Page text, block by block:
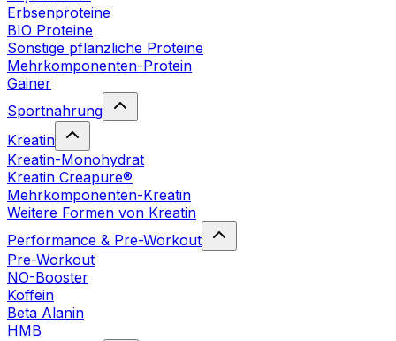
Erbsenproteine
BIO Proteine
Sonstige pflanzliche Proteine
Mehrkomponenten-Protein
Gainer
Sportnahrung
Kreatin
Kreatin-Monohydrat
Kreatin Creapure®
Mehrkomponenten-Kreatin
Weitere Formen von Kreatin
Performance & Pre-Workout
Pre-Workout
NO-Booster
Koffein
Beta Alanin
HMB